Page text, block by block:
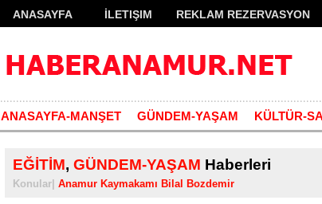
ANASAYFA İLETIŞIM REKLAM REZERVASYON
ANASAYFA-MANŞET GÜNDEM-YAŞAM KÜLTÜR-
EĞİTİM, GÜNDEM-YAŞAM Haberleri
Konular| Anamur Kaymakamı Bilal Bozdemir